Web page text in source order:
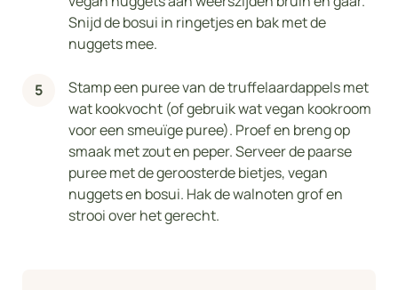
Snijd de bosui in ringetjes en bak met de
nuggets mee.
Stamp een puree van de truffelaardappels met
wat kookvocht (of gebruik wat vegan kookroom
voor een smeuïge puree). Proef en breng op
smaak met zout en peper. Serveer de paarse
puree met de geroosterde bietjes, vegan
nuggets en bosui. Hak de walnoten grof en
strooi over het gerecht.